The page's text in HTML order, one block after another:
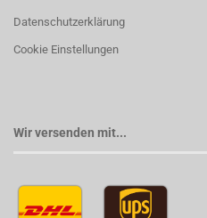
Datenschutzerklärung
Cookie Einstellungen
Wir versenden mit...